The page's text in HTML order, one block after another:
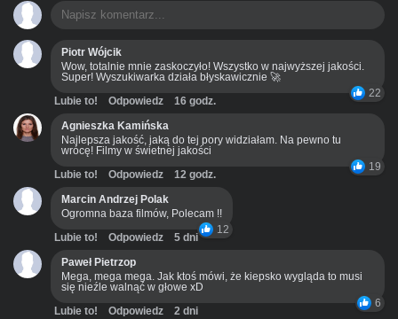
Piotr Wójcik
Wow, totalnie mnie zaskoczyło! Wszystko w najwyższej jakości.
Super! Wyszukiwarka działa błyskawicznie 🚀
22
Lubie to! Odpowiedz
16 godz.
Agnieszka Kamińska
Najlepsza jakość, jaką do tej pory widziałam. Na pewno tu
wrócę! Filmy w świetnej jakości
19
Lubie to! Odpowiedz
12 godz.
Marcin Andrzej Polak
Ogromna baza filmów, Polecam !!
12
Lubie to! Odpowiedz
5 dni
Paweł Pietrzop
Mega, mega mega. Jak ktoś mówi, że kiepsko wygląda to musi
się nieźle walnąć w głowe xD
6
Lubie to! Odpowiedz 2 dni